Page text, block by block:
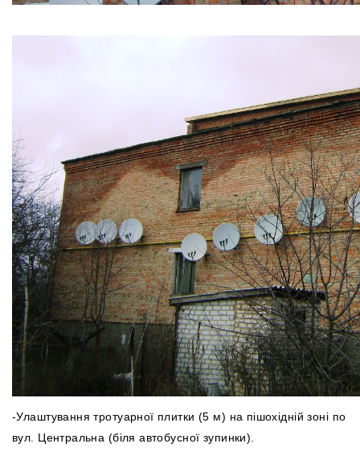
-Улаштування тротуарної плитки (5 м) на пішохідній зоні по
вул. Центральна (біля автобусної зупинки).